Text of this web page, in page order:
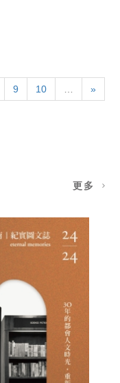
9 10 »
更多